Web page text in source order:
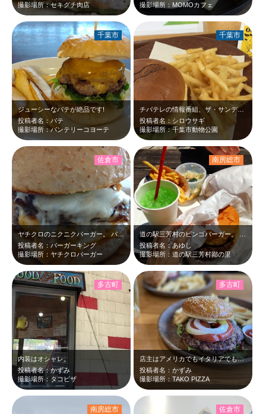
撮影場所：セキグチ肉店
撮影場所：MOMOカフェ
ジューシーなパテが絶品です!
投稿者名：パテ
撮影場所：パンテリーコヨーテ
千葉市
チバテレの情報番組、ザ・サンデーでも紹介していた焼印付きバーガー。 美味しい！
投稿者名：シロウサギ
撮影場所：千葉市動物公園
千葉市
ヤチクロのニクニクバーガー。 パテ☓2のボリューミーなハンバーガーです。味も…
投稿者名：バーガーキング
撮影場所：ヤチクロバーガー
佐倉市
道の駅三芳村のビンゴバーガー。 お肉がジューシーでとってもおいしくいただきま…
投稿者名：あゆし
撮影場所：道の駅三芳村鄙の里
南房総市
内装はオシャレ。
投稿者名：かずみ
撮影場所：タコピザ
多古町
店主はアメリカでもイタリアでもない。 ドーム型の飲食店。 和牛100%、お…
投稿者名：かずみ
撮影場所：TAKO PIZZA
多古町
南房総市 佐倉市